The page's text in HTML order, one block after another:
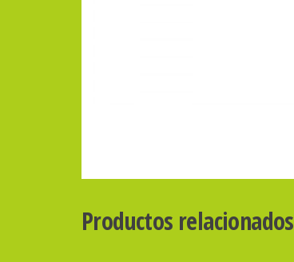
Productos relacionados